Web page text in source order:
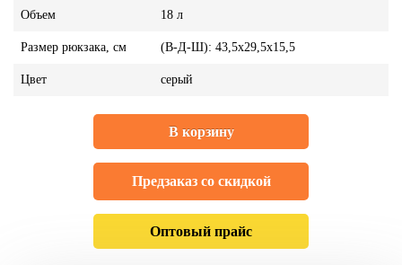
Объем 18 л
Размер рюкзака, см (В-Д-Ш): 43,5х29,5х15,5
Цвет серый
В корзину
Предзаказ со скидкой
Оптовый прайс